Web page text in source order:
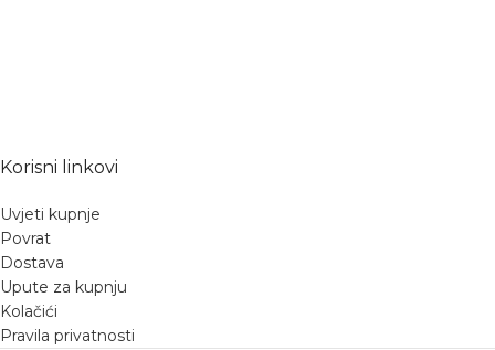
Korisni linkovi
Uvjeti kupnje
Povrat
Dostava
Upute za kupnju
Kolačići
Pravila privatnosti